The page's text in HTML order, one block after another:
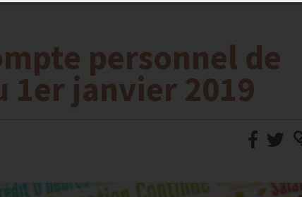
personnel de
1er janvier 2019